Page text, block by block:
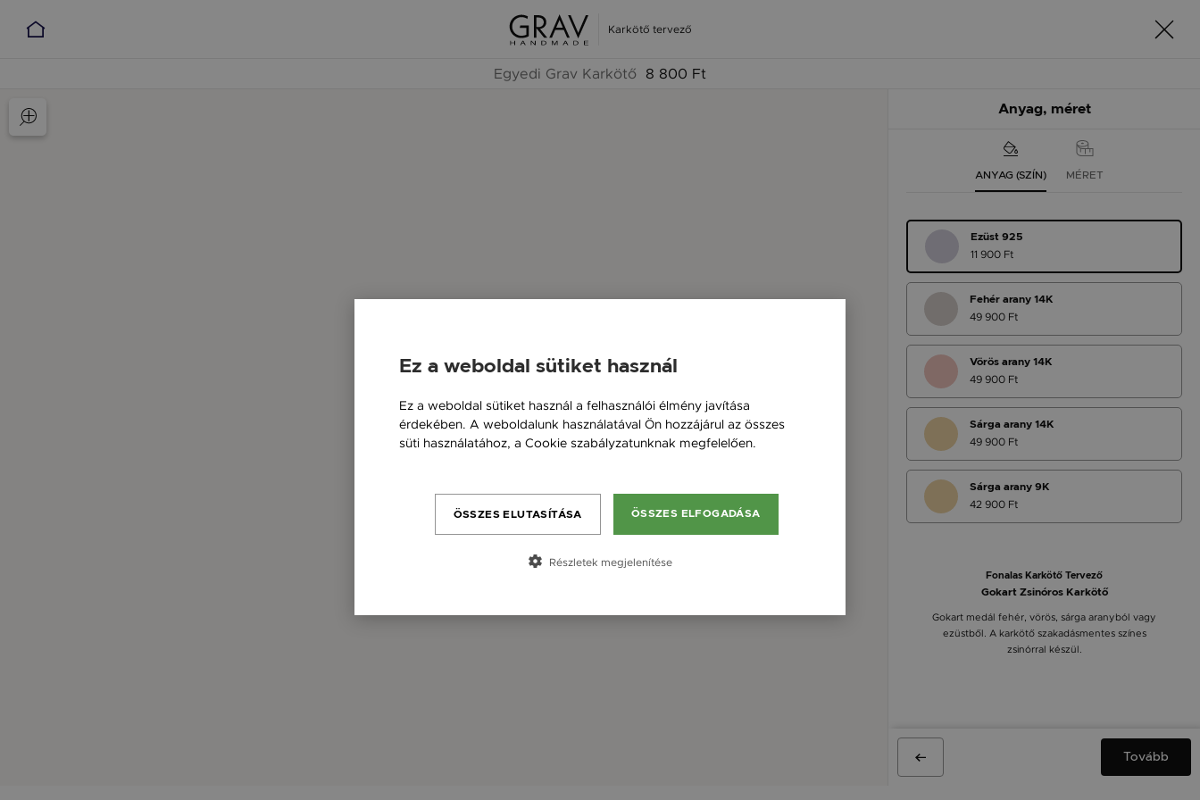
Karkötő tervező
Egyedi Grav Karkötő 8 800 Ft
Anyag, méret
ANYAG (SZÍN) MÉRET
Ezüst 925
11 900 Ft
Fehér arany 14K
49 900 Ft
Vörös arany 14K
49 900 Ft
Sárga arany 14K
49 900 Ft
Sárga arany 9K
42 900 Ft
Fonalas Karkötő Tervező
Gokart Zsinóros Karkötő
Gokart medál fehér, vörös, sárga aranyból vagy
ezüstből. A karkötő szakadásmentes színes
zsinórral készül.
Tovább
Ez a weboldal sütiket használ
Ez a weboldal sütiket használ a felhasználói élmény javítása
érdekében. A weboldalunk használatával Ön hozzájárul az összes
süti használatához, a Cookie szabályzatunknak megfelelően.
ÖSSZES ELFOGADÁSA
ÖSSZES ELUTASÍTÁSA
Részletek megjelenítése